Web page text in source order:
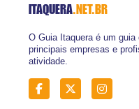
ITAQUERA.NET.BR
O Guia Itaquera é um
principais empresas e
atividade.